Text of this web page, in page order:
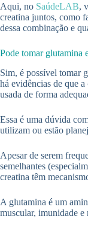
Aqui, no SaúdeLAB,
creatina juntos, como
dessa combinação e
Pode tomar glutamina
Sim, é possível tomar
há evidências de que
usada de forma
Essa é uma dúvida
utilizam ou estão
Apesar de serem
semelhantes
creatina têm
A glutamina é um
muscular, imunidade e